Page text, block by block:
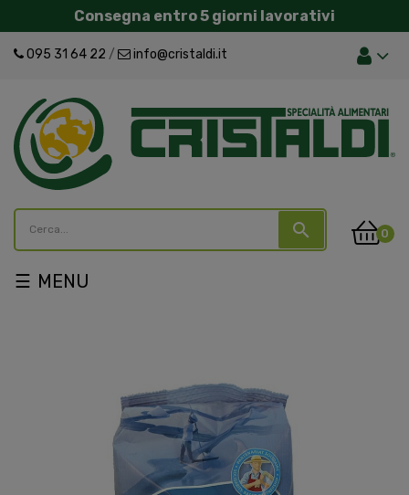
Consegna entro 5 giorni lavorativi
095 31 64 22 / info@cristaldi.it
search 0
navigazione
☰